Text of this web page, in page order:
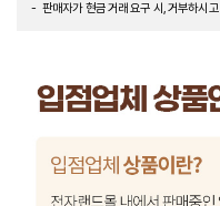
판매자가 현금 거래 요구 시, 거부하시고